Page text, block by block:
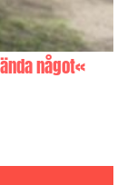
något«